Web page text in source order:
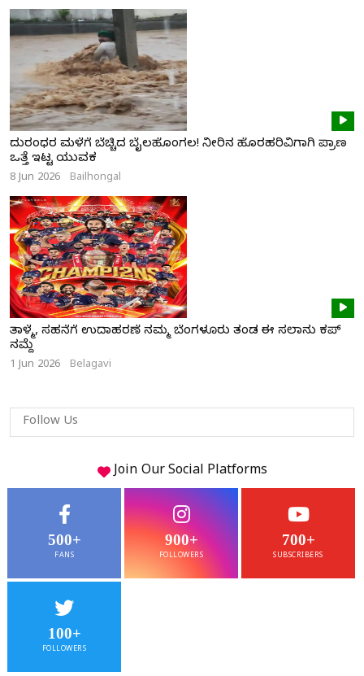
ದುರಂಧರ ಮಳೆಗೆ ಬೆಚ್ಚಿದ ಬೈಲಹೊಂಗಲ! ನೀರಿನ ಹೊರಹರಿವಿಗಾಗಿ ಪ್ರಾಣ
ಒತ್ತೆ ಇಟ್ಟ ಯುವಕ
8 Jun 2026 Bailhongal
ತಾಳ್ಮೆ, ಸಹನೆಗೆ ಉದಾಹರಣೆ ನಮ್ಮ ಬೆಂಗಳೂರು ತಂಡ ಈ ಸಲಾನು ಕಪ್
ನಮ್ದೆ
1 Jun 2026 Belagavi
Follow Us
Join Our Social Platforms
500+
FANS
900+
FOLLOWERS
700+
SUBSCRIBERS
100+
FOLLOWERS